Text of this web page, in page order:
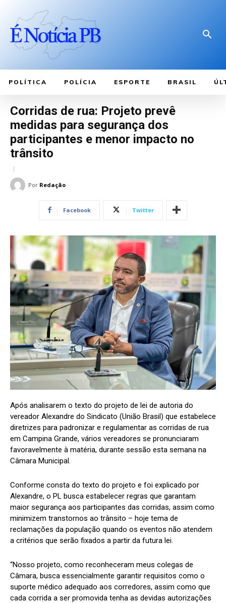
POLÍTICA POLÍCIA ESPORTE BRASIL
Corridas de rua: Projeto prevê
medidas para segurança dos
participantes e menor impacto no
trânsito
Por Redação
Facebook Twitter
Após analisarem o texto do projeto de lei de autoria do
vereador Alexandre do Sindicato (União Brasil) que estabelece
diretrizes para padronizar e regulamentar as corridas de rua
em Campina Grande, vários vereadores se pronunciaram
favoravelmente à matéria, durante sessão esta semana na
Câmara Municipal.
Conforme consta do texto do projeto e foi explicado por
Alexandre, o PL busca estabelecer regras que garantam
maior segurança aos participantes das corridas, assim como
minimizem transtornos ao trânsito – hoje tema de
reclamações da população quando os eventos não atendem
a critérios que serão fixados a partir da futura lei.
“Nosso projeto, como reconheceram meus colegas de
Câmara, busca essencialmente garantir requisitos como o
suporte médico adequado aos corredores, assim como que
cada corrida a ser promovida tenha as devidas autorizações